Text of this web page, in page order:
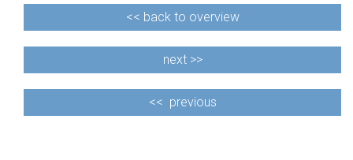
<< back to overview
next >>
<< previous